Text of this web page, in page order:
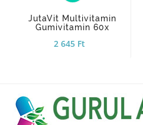
JutaVit Multivitamin
Gumivitamin 60x
2 645 Ft